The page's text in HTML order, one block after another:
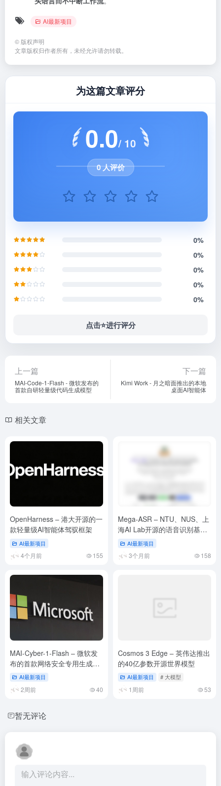
AI最新项目
© 版权声明
文章版权归作者所有，未经允许请勿转载。
为这篇文章评分
0.0/ 10
0 人评价
0%
0%
0%
0%
0%
点击⭐️进行评分
上一篇
MAI-Code-1-Flash - 微软发布的
首款自研轻量级代码生成模型
下一篇
Kimi Work - 月之暗面推出的本地
桌面AI智能体
相关文章
OpenHarness – 港大开源的一
款轻量级AI智能体驾驭框架
AI最新项目
4个月前 155
Mega-ASR – NTU、NUS、上
海AI Lab开源的语音识别基座
模型AI最新项目
3个月前 158
MAI-Cyber-1-Flash – 微软发
布的首款网络安全专用生成式
AI模型AI最新项目
2周前 40
Cosmos 3 Edge – 英伟达推出
的40亿参数开源世界模型
AI最新项目 # 大模型
1周前 53
暂无评论